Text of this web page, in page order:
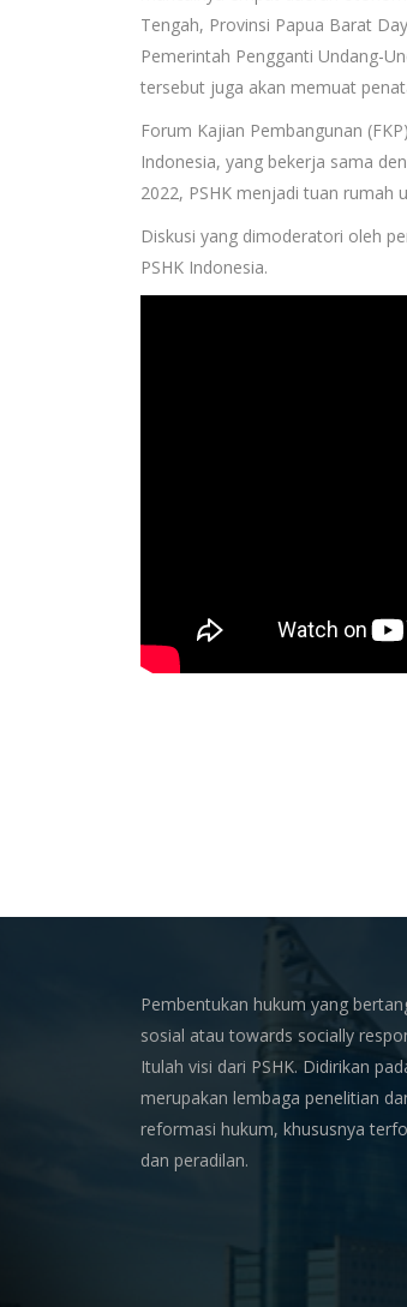
Tengah, Provinsi Papua Barat
Pemerintah Pengganti Undang-
tersebut juga akan memuat
Forum Kajian Pembangunan
Indonesia, yang bekerja sama
2022, PSHK menjadi tuan rumah
Diskusi yang dimoderatori oleh
PSHK Indonesia.
Pembentukan hukum yang
sosial atau towards socially
Itulah visi dari PSHK. Didirikan
merupakan lembaga penelitian
reformasi hukum, khususnya
dan peradilan.